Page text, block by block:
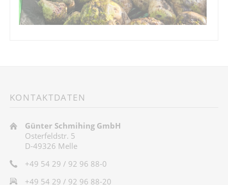
KONTAKTDATEN
Günter Schmihing GmbH
Osterfeldstr. 5
D-49326 Melle
+49 54 29 / 92 96 88-0
+49 54 29 / 92 96 88-20